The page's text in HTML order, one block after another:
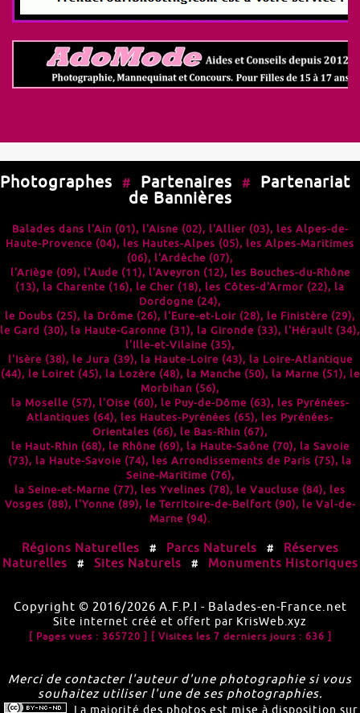
Photographes # Partenaires # Partenariat
de Bannières
Balades dans l'Ain (01), l'Aisne (02), l'Allier (03), les Alpes-de-
Haute-Provence (04), les Hautes-Alpes (05), les Alpes-Maritimes
(06), l'Ardèche (07),
l'Ariège (09), l'Aude (11), l'Aveyron (12), les Bouches-du-Rhône
(13), la Charente (16), le Cher (18), les Côtes-d'Armor (22), la
Dordogne (24),
le Doubs (25), la Drôme (26), l'Eure-et-Loir (28), le Finistère (29),
le Gard (30), la Haute-Garonne (31), la Gironde (33), l'Hérault (34),
l'Ille-et-Vilaine (35),
l'Isère (38), le Jura (39), la Haute-Loire (43), la Loire-Atlantique
(44), le Loiret (45), la Lozère (48), la Manche (50), la Marne (51), le
Morbihan (56),
la Moselle (57), l'Oise (60), le Puy-de-Dôme (63), les Pyrénées-
Atlantiques (64), les Hautes-Pyrénées (65), les Pyrénées-
Orientales (66), le Bas-Rhin (67),
le Haut-Rhin (68), le Rhône (69), la Haute-Saône (70), la Savoie
(73), la Haute-Savoie (74), les Arrondissements de Paris (75), la
Seine-Maritime (76),
la Seine-et-Marne (77), les Yvelines (78), le Vaucluse (84), les
Vosges (88), l'Yonne (89), le Territoire-de-Belfort (90), le Val-de-
Marne (94).
Régions Naturelles # Parcs Naturels #
Réserves
Naturelles # Sites Naturels # Monuments Historiques
Copyright © 2016/2026 A.F.P.I - Balades-en-France.net
Site internet créé et offert par KrisWeb.xyz
[ Pages vues : 365720 ] [ Visites les 7 derniers jours : 636 ]
Merci de contacter l'auteur d'une photographie si vous
souhaitez utiliser l'une de ses photographies.